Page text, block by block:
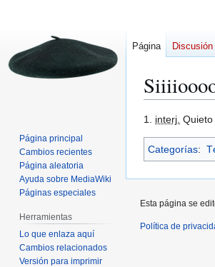
Ir
a
la
Ir
a
la
1. interj.
Categorías:
Página Discusión
Página principal
Cambios recientes
Página aleatoria
Ayuda sobre MediaWiki
Páginas especiales
Herramientas
Lo que enlaza aquí
Cambios relacionados
Versión para imprimir
Esta página se
Política de